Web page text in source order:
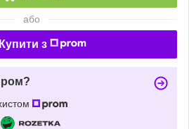
або
Купити з